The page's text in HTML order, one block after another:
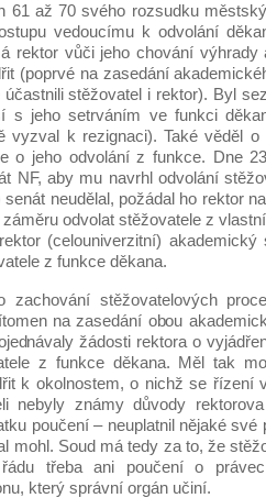
61 až 70 svého rozsudku
vedoucímu k odvolání
rektor vůči jeho chování
(poprvé na zasedání
účastnili stěžovatel i rektor). Byl
s jeho setrváním ve funkci
vyzval k rezignaci). Také věděl
o jeho odvolání z funkce. Dne
NF, aby mu navrhl odvolání
neudělal, požádal ho rektor
odvolat stěžovatele z
(celouniverzitní)
z funkce děkana.
zachování stěžovatelových
na zasedání obou
žádosti rektora o
z funkce děkana. Měl tak
k okolnostem, o nichž se řízení
nebyly známy důvody
poučení – neuplatnil nějaké
mohl. Soud má tedy za to, že
třeba ani poučení o
který správní orgán učiní.